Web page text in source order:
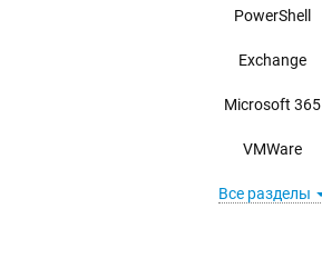
PowerShell
Exchange
Microsoft 365
VMWare
Все разделы